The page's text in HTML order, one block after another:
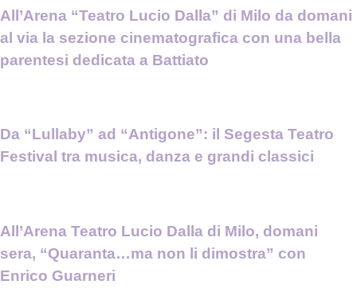
All’Arena “Teatro Lucio Dalla” di Milo da domani
al via la sezione cinematografica con una bella
parentesi dedicata a Battiato
Da “Lullaby” ad “Antigone”: il Segesta Teatro
Festival tra musica, danza e grandi classici
All’Arena Teatro Lucio Dalla di Milo, domani
sera, “Quaranta…ma non li dimostra” con
Enrico Guarneri